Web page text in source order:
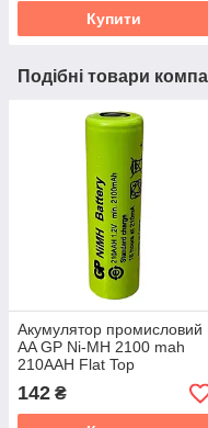
Купити
Подібні товари
Акумулятор промисловий
AA GP Ni-MH 2100 mah
210AAH Flat Top
142 ₴